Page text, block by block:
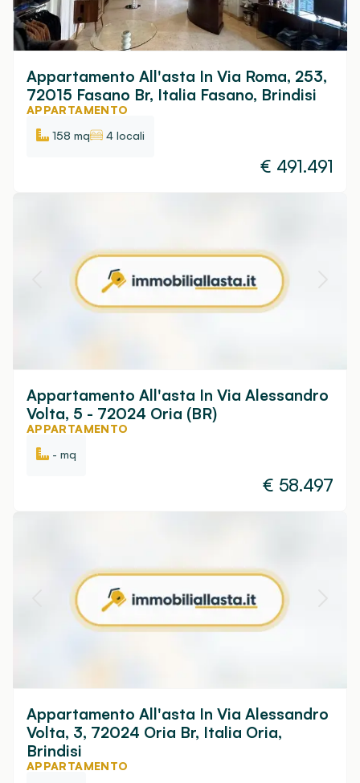
Appartamento All'asta In Via Roma, 253,
72015 Fasano Br, Italia Fasano, Brindisi
APPARTAMENTO
158 mq
4 locali
€ 491.491
Appartamento All'asta In Via Alessandro
Volta, 5 - 72024 Oria (BR)
APPARTAMENTO
- mq
€ 58.497
Appartamento All'asta In Via Alessandro
Volta, 3, 72024 Oria Br, Italia Oria,
Brindisi
APPARTAMENTO